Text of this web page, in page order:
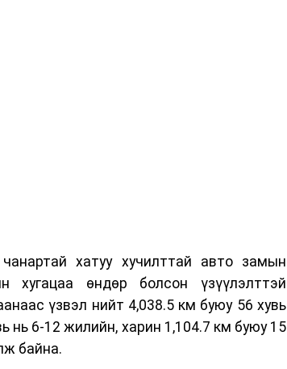
хатуу хучилттай авто замын
хугацаа өндөр болсон үзүүлэлттэй
үзвэл нийт 4,038.5 км буюу 56 хувь
нь 6-12 жилийн, харин 1,104.7 км буюу 15
байна.